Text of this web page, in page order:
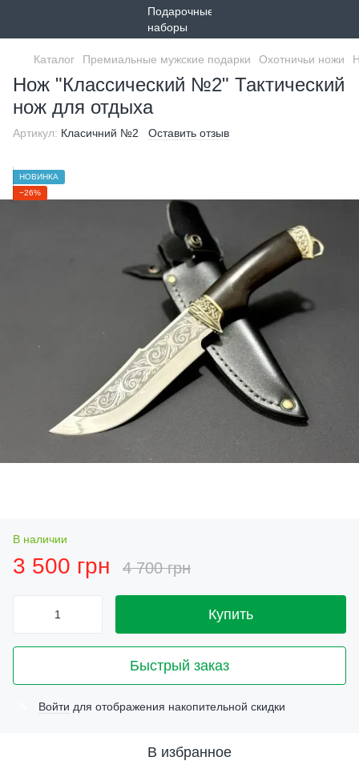
Каталог Премиальные мужские подарки Охотничьи ножи
Нож "Классический №2" Тактический
нож для отдыха
Артикул: Класичний №2 Оставить отзыв
НОВИНКА
−26%
В наличии
3 500 грн 4 700 грн
Купить
Быстрый заказ
Войти для отображения накопительной скидки
В избранное